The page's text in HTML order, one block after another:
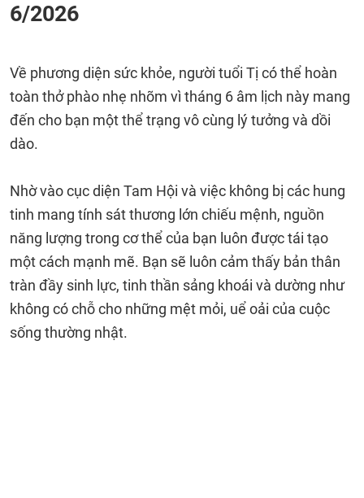
6/2026
Về phương diện sức khỏe, người tuổi Tị có thể hoàn
toàn thở phào nhẹ nhõm vì tháng 6 âm lịch này mang
đến cho bạn một thể trạng vô cùng lý tưởng và dồi
dào.
Nhờ vào cục diện Tam Hội và việc không bị các hung
tinh mang tính sát thương lớn chiếu mệnh, nguồn
năng lượng trong cơ thể của bạn luôn được tái tạo
một cách mạnh mẽ. Bạn sẽ luôn cảm thấy bản thân
tràn đầy sinh lực, tinh thần sảng khoái và dường như
không có chỗ cho những mệt mỏi, uể oải của cuộc
sống thường nhật.